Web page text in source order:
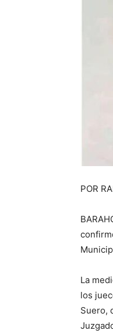
POR
La
los
Suero,